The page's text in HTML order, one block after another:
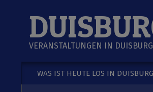
VERANSTALTUNGEN IN DUISBURG
Secondary
WAS IST HEUTE LOS IN DUISBURG